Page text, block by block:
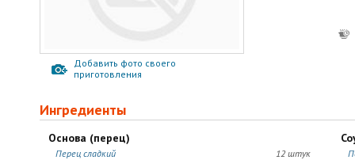
Добавить фото своего
приготовления
Ингредиенты
Основа (перец)
12 штук
Перец сладкий